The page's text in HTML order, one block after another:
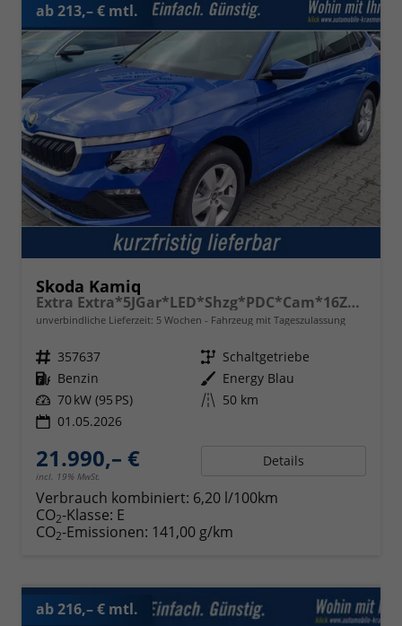
ab 213,– € mtl.
Skoda Kamiq
Extra Extra*5JGar*LED*Shzg*PDC*Cam*16Zoll*ACA*
unverbindliche Lieferzeit: 5 Wochen Fahrzeug mit Tageszulassung
Fahrzeugnr. 357637 Getriebe Schaltgetriebe
Kraftstoff Benzin Außenfarbe Energy Blau
Leistung 70 kW (95 PS) Kilometerstand 50 km
01.05.2026
21.990,– €
incl. 19% MwSt.
Details
Verbrauch kombiniert: 6,20 l/100km
CO2-Klasse: E
CO2-Emissionen: 141,00 g/km
ab 216,– € mtl.